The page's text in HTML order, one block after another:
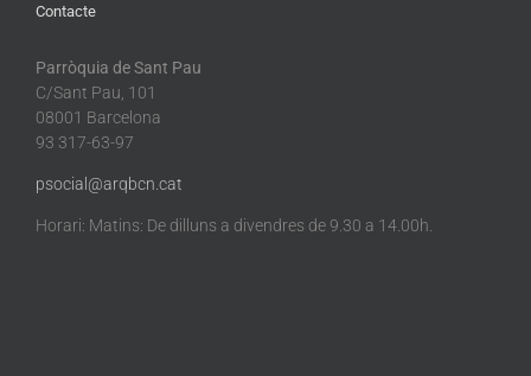
Contacte
Parròquia de Sant Pau
C/Sant Pau, 101
08001 Barcelona
93 317-63-97
psocial@arqbcn.cat
Horari: Matins: De dilluns a divendres de 9.30 a 14.00h.